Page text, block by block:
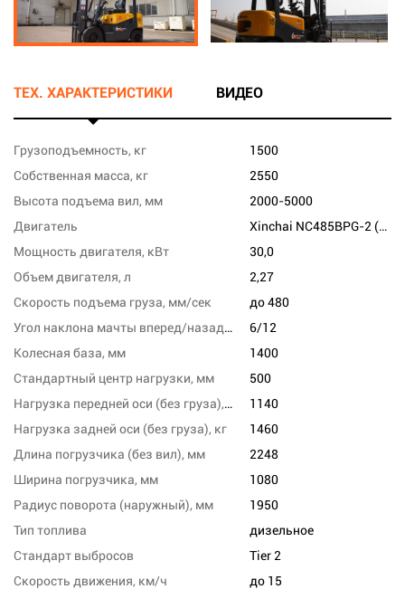
ТЕХ. ХАРАКТЕРИСТИКИ ВИДЕО
Грузоподъемность, кг
1500
Собственная масса, кг
2550
Высота подъема вил, мм
2000-5000
Двигатель
Xinchai NC485BPG-2 (Китай)
Мощность двигателя, кВт
30,0
Объем двигателя, л
2,27
Скорость подъема груза, мм/сек
до 480
Угол наклона мачты вперед/назад, град
6/12
Колесная база, мм
1400
Стандартный центр нагрузки, мм
500
Нагрузка передней оси (без груза), кг
1140
Нагрузка задней оси (без груза), кг
1460
Длина погрузчика (без вил), мм
2248
Ширина погрузчика, мм
1080
Радиус поворота (наружный), мм
1950
Тип топлива
дизельное
Стандарт выбросов
Tier 2
Скорость движения, км/ч
до 15